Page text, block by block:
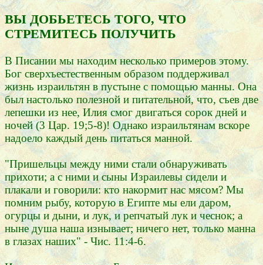
ВЫ ДОБЬЕТЕСЬ ТОГО, ЧТО
СТРЕМИТЕСЬ ПОЛУЧИТЬ
В Писании мы находим несколько примеров этому.
Бог сверхъестественным образом поддерживал
жизнь израильтян в пустыне с помощью манны. Она
был настолько полезной и питательной, что, съев две
лепешки из нее, Илия смог двигаться сорок дней и
ночей (3 Цар. 19;5-8)! Однако израильтянам вскоре
надоело каждый день питаться манной.
"Пришельцы между ними стали обнаруживать
прихоти; а с ними и сыны Израилевы сидели и
плакали и говорили: кто накормит нас мясом? Мы
помним рыбу, которую в Египте мы ели даром,
огурцы и дыни, и лук, и репчатый лук и чеснок; а
ныне душа наша изнывает; ничего нет, только манна
в глазах наших" - Чис. 11:4-6.